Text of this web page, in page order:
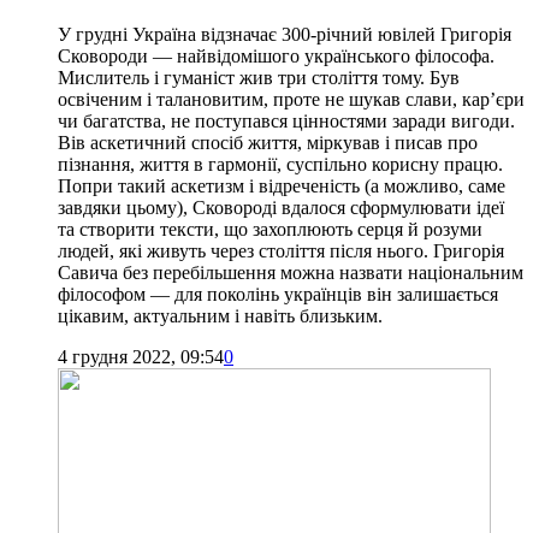
У грудні Україна відзначає 300-річний ювілей Григорія
Сковороди — найвідомішого українського філософа.
Мислитель і гуманіст жив три століття тому. Був
освіченим і талановитим, проте не шукав слави, кар’єри
чи багатства, не поступався цінностями заради вигоди.
Вів аскетичний спосіб життя, міркував і писав про
пізнання, життя в гармонії, суспільно корисну працю.
Попри такий аскетизм і відреченість (а можливо, саме
завдяки цьому), Сковороді вдалося сформулювати ідеї
та створити тексти, що захоплюють серця й розуми
людей, які живуть через століття після нього. Григорія
Савича без перебільшення можна назвати національним
філософом — для поколінь українців він залишається
цікавим, актуальним і навіть близьким.
4 грудня 2022, 09:540